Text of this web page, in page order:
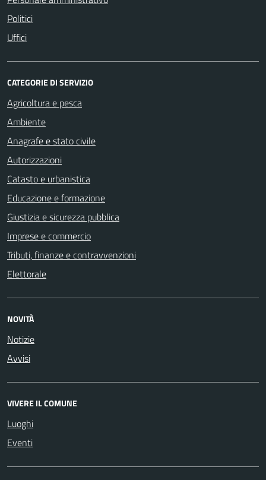
Politici
Uffici
CATEGORIE DI SERVIZIO
Agricoltura e pesca
Ambiente
Anagrafe e stato civile
Autorizzazioni
Catasto e urbanistica
Educazione e formazione
Giustizia e sicurezza pubblica
Imprese e commercio
Tributi, finanze e contravvenzioni
Elettorale
NOVITÀ
Notizie
Avvisi
VIVERE IL COMUNE
Luoghi
Eventi